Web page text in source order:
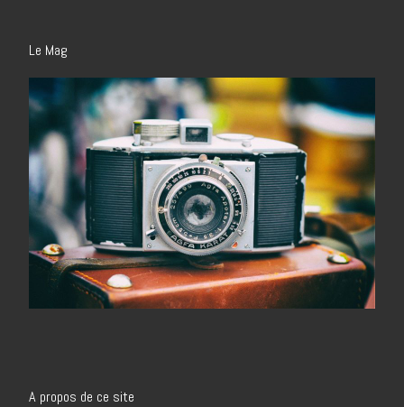
Le Mag
A propos de ce site